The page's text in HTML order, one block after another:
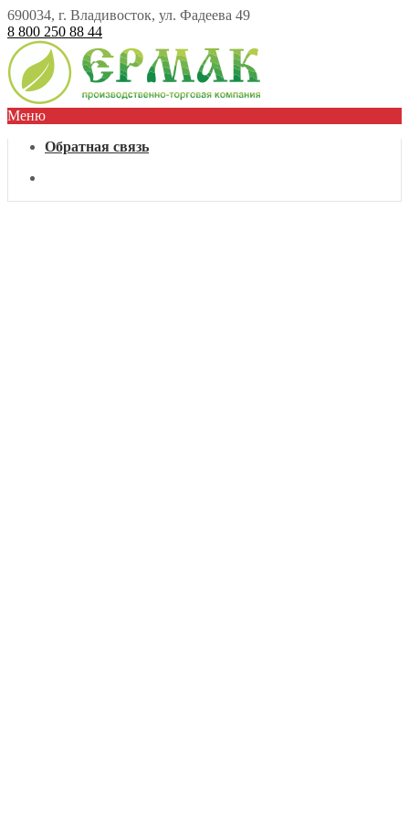
690034, г. Владивосток, ул. Фадеева 49
8 800 250 88 44
Меню
Обратная связь